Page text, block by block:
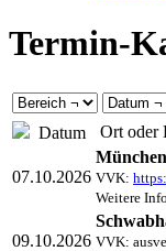
Termin-
Datum
Ort oder
07.10.2026 VVK:
Weitere
09.10.2026 VVK: